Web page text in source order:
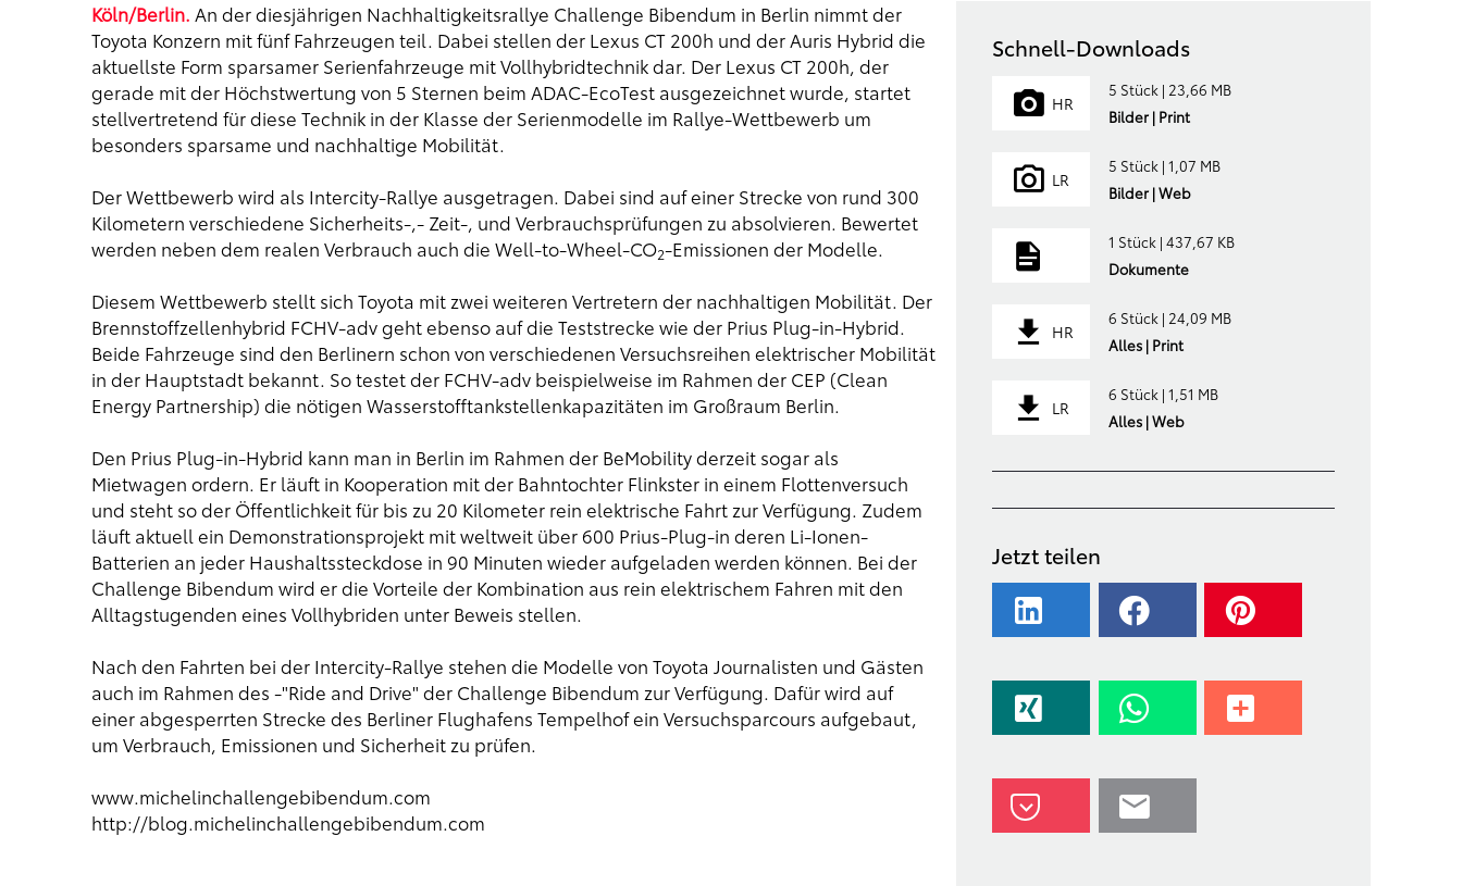
Köln/Berlin. An der diesjährigen Nachhaltigkeitsrallye Challenge Bibendum in Berlin nimmt der
Toyota Konzern mit fünf Fahrzeugen teil. Dabei stellen der Lexus CT 200h und der Auris Hybrid die
aktuellste Form sparsamer Serienfahrzeuge mit Vollhybridtechnik dar. Der Lexus CT 200h, der
gerade mit der Höchstwertung von 5 Sternen beim ADAC-EcoTest ausgezeichnet wurde, startet
stellvertretend für diese Technik in der Klasse der Serienmodelle im Rallye-Wettbewerb um
besonders sparsame und nachhaltige Mobilität.
Der Wettbewerb wird als Intercity-Rallye ausgetragen. Dabei sind auf einer Strecke von rund 300
Kilometern verschiedene Sicherheits-,- Zeit-, und Verbrauchsprüfungen zu absolvieren. Bewertet
werden neben dem realen Verbrauch auch die Well-to-Wheel-CO2-Emissionen der Modelle.
Diesem Wettbewerb stellt sich Toyota mit zwei weiteren Vertretern der nachhaltigen Mobilität. Der
Brennstoffzellenhybrid FCHV-adv geht ebenso auf die Teststrecke wie der Prius Plug-in-Hybrid.
Beide Fahrzeuge sind den Berlinern schon von verschiedenen Versuchsreihen elektrischer Mobilität
in der Hauptstadt bekannt. So testet der FCHV-adv beispielweise im Rahmen der CEP (Clean
Energy Partnership) die nötigen Wasserstofftankstellenkapazitäten im Großraum Berlin.
Den Prius Plug-in-Hybrid kann man in Berlin im Rahmen der BeMobility derzeit sogar als
Mietwagen ordern. Er läuft in Kooperation mit der Bahntochter Flinkster in einem Flottenversuch
und steht so der Öffentlichkeit für bis zu 20 Kilometer rein elektrische Fahrt zur Verfügung. Zudem
läuft aktuell ein Demonstrationsprojekt mit weltweit über 600 Prius-Plug-in deren Li-Ionen-
Batterien an jeder Haushaltssteckdose in 90 Minuten wieder aufgeladen werden können. Bei der
Challenge Bibendum wird er die Vorteile der Kombination aus rein elektrischem Fahren mit den
Alltagstugenden eines Vollhybriden unter Beweis stellen.
Nach den Fahrten bei der Intercity-Rallye stehen die Modelle von Toyota Journalisten und Gästen
auch im Rahmen des -"Ride and Drive" der Challenge Bibendum zur Verfügung. Dafür wird auf
einer abgesperrten Strecke des Berliner Flughafens Tempelhof ein Versuchsparcours aufgebaut,
um Verbrauch, Emissionen und Sicherheit zu prüfen.
www.michelinchallengebibendum.com
http://blog.michelinchallengebibendum.com
Schnell-Downloads
HR
5 Stück | 23,66 MB
Bilder | Print
LR
5 Stück | 1,07 MB
Bilder | Web
1 Stück | 437,67 KB
Dokumente
HR
6 Stück | 24,09 MB
Alles | Print
LR
6 Stück | 1,51 MB
Alles | Web
Jetzt teilen